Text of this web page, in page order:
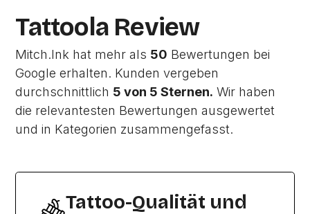
Tattoola Review
Mitch.Ink hat mehr als 50 Bewertungen bei
Google erhalten. Kunden vergeben
durchschnittlich 5 von 5 Sternen. Wir haben
die relevantesten Bewertungen ausgewertet
und in Kategorien zusammengefasst.
Tattoo-Qualität und